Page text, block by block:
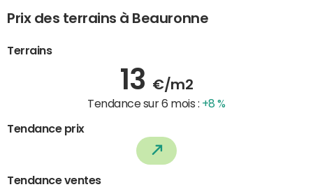
Prix des terrains à Beauronne
Terrains
13 €/m2
Tendance sur 6 mois : +8 %
Tendance prix
Tendance ventes